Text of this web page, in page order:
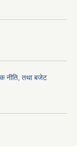
नीति, तथा बजेट